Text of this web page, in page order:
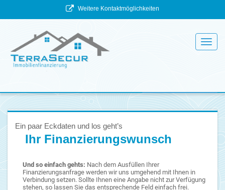
Weitere Kontaktmöglichkeiten
Ein paar Eckdaten und los geht’s
Ihr Finanzierungswunsch